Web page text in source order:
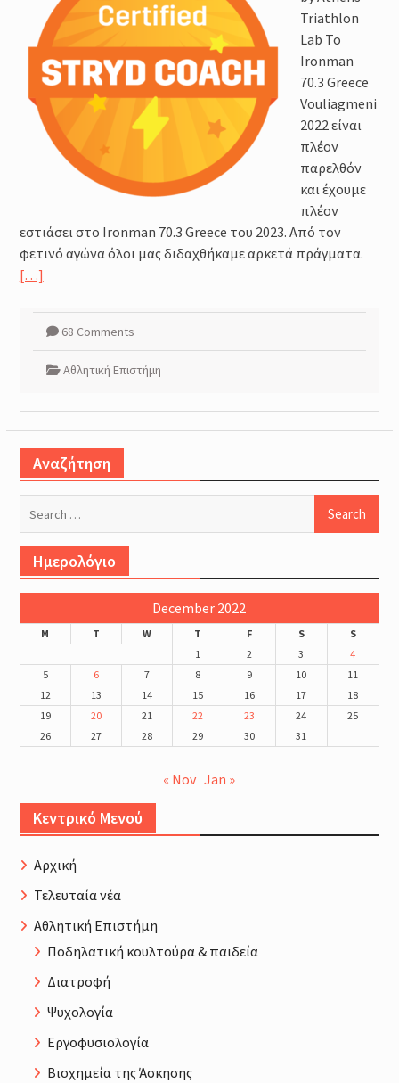
έντασης της προπόνησης :
Φυσιολογικά και Πρακτικά
Ζητήματα
Προπόνηση Τριάθλου :
Περιοδικότητα
Προπόνηση Δύναμης για αθλητές
Τριάθλου
Triathlon
Lab To
Ironman
70.3 Greece
Vouliagmeni
2022 είναι
πλέον
παρελθόν
και έχουμε
πλέον
εστιάσει στο Ironman 70.3 Greece του 2023. Από τον
φετινό αγώνα όλοι μας διδαχθήκαμε αρκετά πράγματα.
[…]
68 Comments
Αθλητική Επιστήμη
Αναζήτηση
Ημερολόγιο
December 2022
M T W T F S
S
1
2 3
4
5
6 7 8 9 10
11
12
13 14 15 16 17
18
19
20 21 22 23 24
25
26
27 28 29 30 31
« Nov Jan »
Κεντρικό Μενού
Αρχική
Τελευταία νέα
Αθλητική Επιστήμη
Ποδηλατική κουλτούρα & παιδεία
Διατροφή
Ψυχολογία
Εργοφυσιολογία
Βιοχημεία της Άσκησης